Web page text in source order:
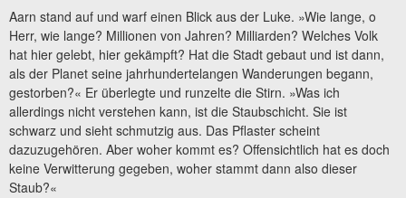
Aarn stand auf und warf einen Blick aus der Luke. »Wie lange, o
Herr, wie lange? Millionen von Jahren? Milliarden? Welches Volk
hat hier gelebt, hier gekämpft? Hat die Stadt gebaut und ist dann,
als der Planet seine jahrhundertelangen Wanderungen begann,
gestorben?« Er überlegte und runzelte die Stirn. »Was ich
allerdings nicht verstehen kann, ist die Staubschicht. Sie ist
schwarz und sieht schmutzig aus. Das Pflaster scheint
dazuzugehören. Aber woher kommt es? Offensichtlich hat es doch
keine Verwitterung gegeben, woher stammt dann also dieser
Staub?«